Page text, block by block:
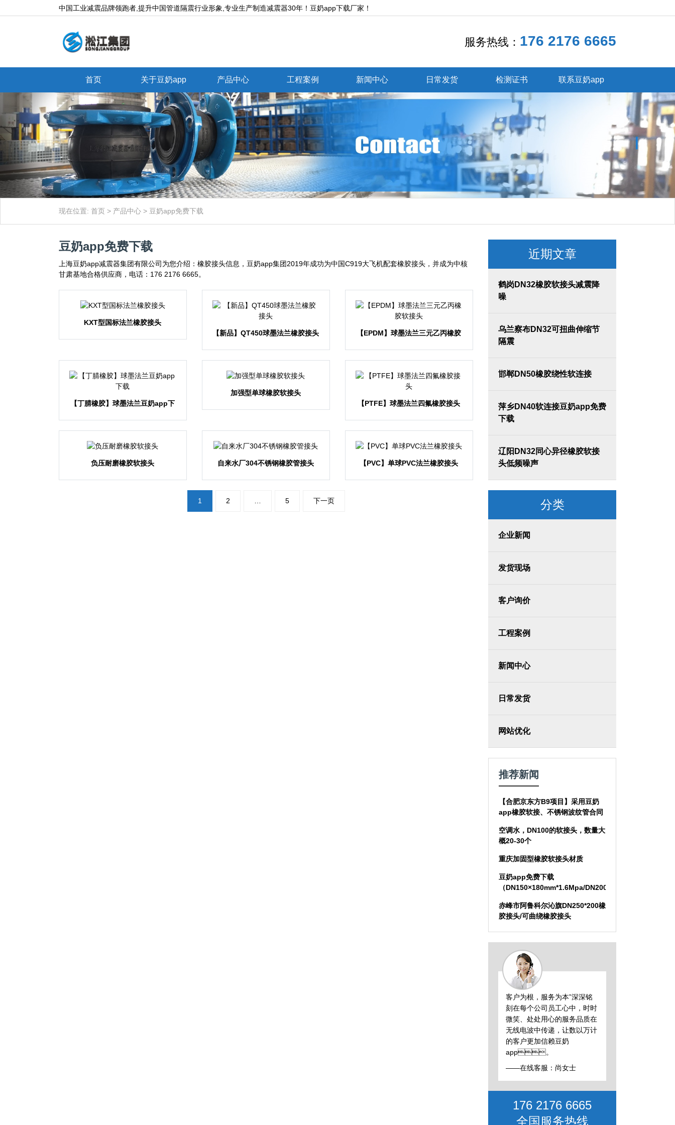
中国工业减震品牌领跑者,提升中国管道隔震行业形象,专业生产制造减震器30年！豆奶app下载厂家！
服务热线： 176 2176 6665
首页 关于豆奶app 产品中心 工程案例 新闻中心 日常发货 检测证书 联系豆奶app
现在位置: 首页 > 产品中心 > 豆奶app免费下载
豆奶app免费下载
上海豆奶app减震器集团有限公司为您介绍：橡胶接头信息，豆奶app集团2019年成功为中国C919大飞机配套橡胶接头，并成为中核
甘肃基地合格供应商，电话：176 2176 6665。
KXT型国标法兰橡胶接头
【新品】QT450球墨法兰橡胶接头
【EPDM】球墨法兰三元乙丙橡胶
【丁腈橡胶】球墨法兰豆奶app下
加强型单球橡胶软接头
【PTFE】球墨法兰四氟橡胶接头
负压耐磨橡胶软接头 自来水厂304不锈钢橡胶管接头 【PVC】单球PVC法兰橡胶接头
1 2 5 下一页
近期文章
鹤岗DN32橡胶软接头减震降
噪
乌兰察布DN32可扭曲伸缩节
隔震
邯郸DN50橡胶绕性软连接
萍乡DN40软连接豆奶app免费
下载
辽阳DN32同心异径橡胶软接
头低频噪声
分类
企业新闻
发货现场
客户询价
工程案例
新闻中心
日常发货
网站优化
推荐新闻
【合肥京东方B9项目】采用豆奶
app橡胶软接、不锈钢波纹管合同
空调水，DN100的软接头，数量大
概20-30个
重庆加固型橡胶软接头材质
豆奶app免费下载
（DN150×180mm*1.6Mpa/DN200*190mm*1.0MP）
赤峰市阿鲁科尔沁旗DN250*200橡
胶接头/可曲绕橡胶接头
客户为根，服务为本”深深铭
刻在每个公司员工心中，时时
微笑、处处用心的服务品质在
无线电波中传递，让数以万计
的客户更加信赖豆奶
app。
——在线客服：尚女士
176 2176 6665
全国服务热线